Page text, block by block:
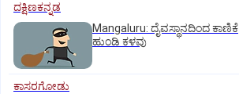
ದಕ್ಷಿಣಕನ್ನಡ
Mangaluru: ದೈವಸ್ಥಾನದಿಂದ ಕಾಣಿಕೆ
ಹುಂಡಿ ಕಳವು
ಕಾಸರಗೋಡು